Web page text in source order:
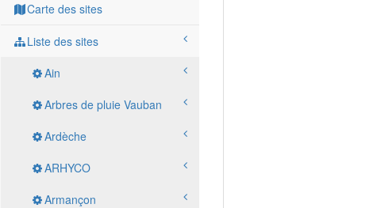
Carte des sites
Liste des sites
Ain
Arbres de pluie Vauban
Ardèche
ARHYCO
Armançon